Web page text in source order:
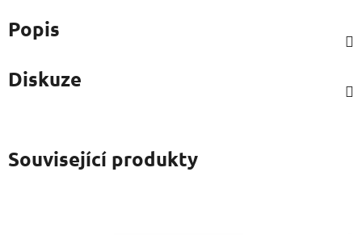
Popis
Diskuze
Související produkty